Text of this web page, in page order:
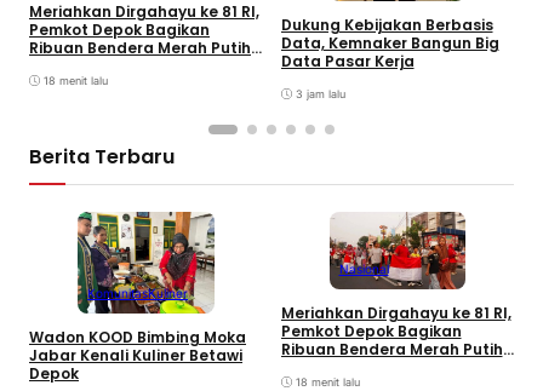
Meriahkan Dirgahayu ke 81 RI,
Pemkot Depok Bagikan
Ribuan Bendera Merah Putih
18 menit lalu
Dukung Kebijakan Berbasis
Data, Kemnaker Bangun Big
Data Pasar Kerja
3 jam lalu
Berita Terbaru
KomunitasKuliner
Wadon KOOD Bimbing Moka
Jabar Kenali Kuliner Betawi
Depok
Nasional
Meriahkan Dirgahayu ke 81 RI,
Pemkot Depok Bagikan
Ribuan Bendera Merah Putih
18 menit lalu